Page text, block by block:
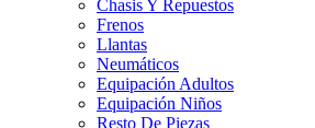
Llantas
Neumáticos
Equipación Adultos
Equipación Niños
Resto De Piezas
ANUNCIOS DE COMPRA